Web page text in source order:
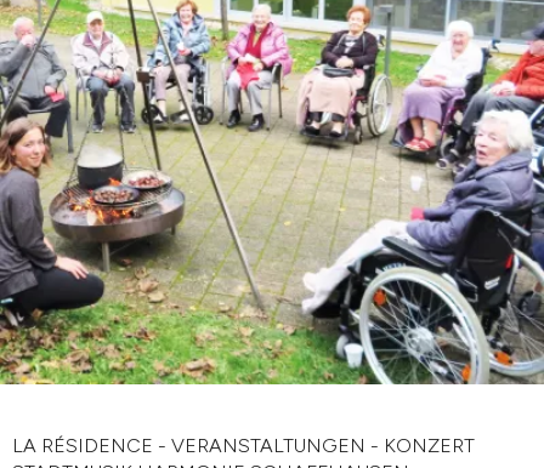
LA RÉSIDENCE - VERANSTALTUNGEN - KONZERT